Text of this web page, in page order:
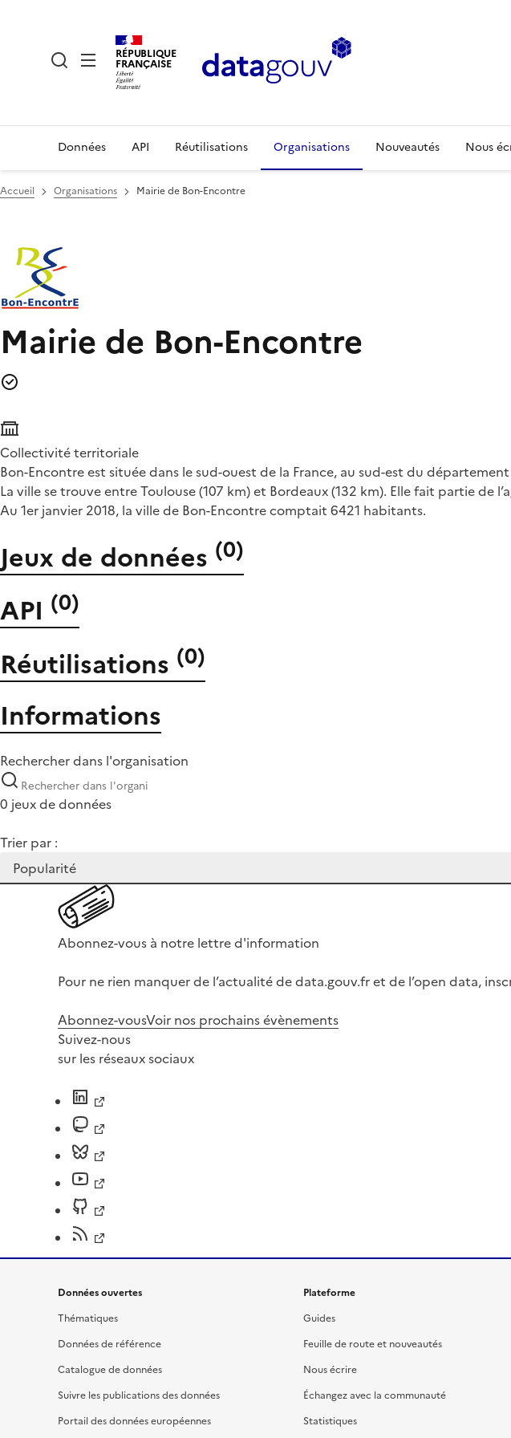
RÉPUBLIQUE
FRANÇAISE
Données API Réutilisations Organisations Nouveautés Nous
Accueil Organisations Mairie de Bon-Encontre
Mairie de Bon-Encontre
Collectivité territoriale
Bon-Encontre est située dans le sud-ouest de la France, au sud-est du
La ville se trouve entre Toulouse (107 km) et Bordeaux (132 km). Elle fait partie de
Au 1er janvier 2018, la ville de Bon-Encontre comptait 6421 habitants.
Jeux de données (0)
API (0)
Réutilisations (0)
Informations
Rechercher dans l'organisation
0 jeux de données
Trier par :
Abonnez-vous à notre lettre d'information
Pour ne rien manquer de l’actualité de data.gouv.fr et de l’open data,
Abonnez-vousVoir nos prochains évènements
Suivez-nous
sur les réseaux sociaux
Données ouvertes
Thématiques
Données de référence
Catalogue de données
Suivre les publications des données
Portail des données européennes
Plateforme
Guides
Feuille de route et nouveautés
Nous écrire
Échangez avec la communauté
Statistiques